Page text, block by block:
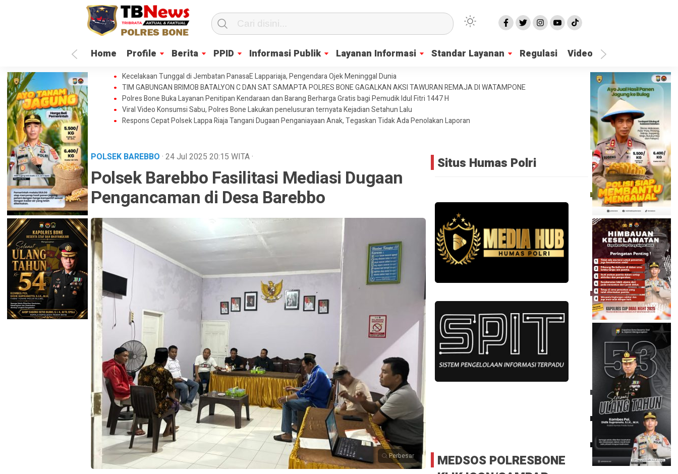
Home Profile Berita PPID Informasi Publik Layanan Informasi Standar Layanan Regulasi Video Lapor Gangguan
Kecelakaan Tunggal di Jembatan PanasaE Lappariaja, Pengendara Ojek Meninggal Dunia
TIM GABUNGAN BRIMOB BATALYON C DAN SAT SAMAPTA POLRES BONE GAGALKAN AKSI TAWURAN REMAJA DI WATAMPONE
Polres Bone Buka Layanan Penitipan Kendaraan dan Barang Berharga Gratis bagi Pemudik Idul Fitri 1447 H
Viral Video Konsumsi Sabu, Polres Bone Lakukan penelusuran ternyata Kejadian Setahun Lalu
Respons Cepat Polsek Lappa Riaja Tangani Dugaan Penganiayaan Anak, Tegaskan Tidak Ada Penolakan Laporan
POLSEK BAREBBO · 24 Jul 2025 20:15 WITA·
Polsek Barebbo Fasilitasi Mediasi Dugaan
Pengancaman di Desa Barebbo
Perbesar
Situs Humas Polri
MEDSOS POLRESBONE